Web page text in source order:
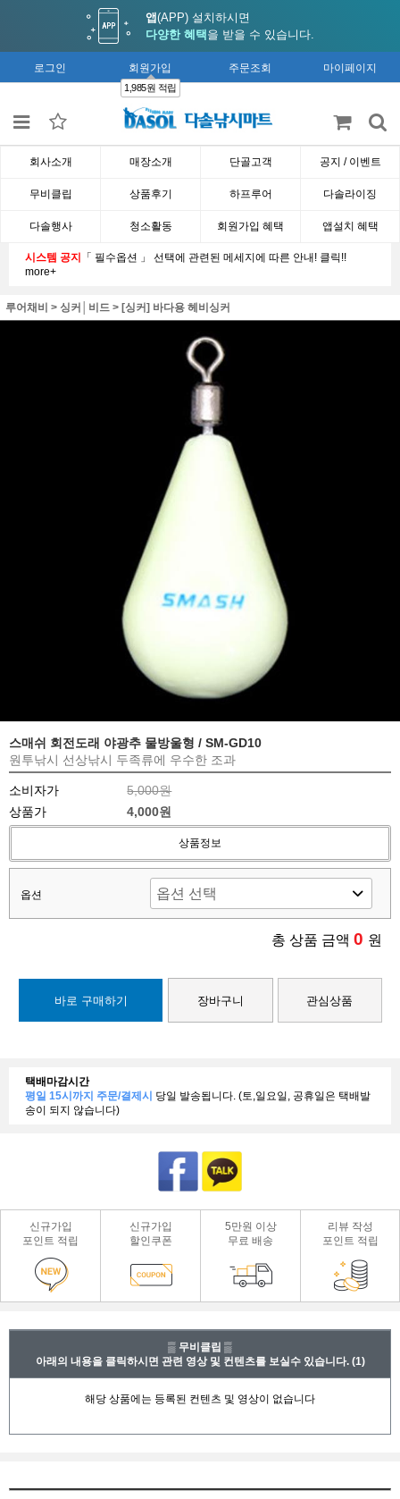
앱(APP) 설치하시면
다양한 혜택 을 받을 수 있습니다.
로그인 회원가입
1,985원 적립
주문조회 마이페이지
회사소개 매장소개 단골고객 공지 / 이벤트
무비클립 상품후기 하프루어 다솔라이징
다솔행사 청소활동 회원가입 혜택 앱설치 혜택
시스템 공지 「 필수옵션 」 선택에 관련된 메세지에 따른 안내! 클릭!!
more+
루어채비 > 싱커│비드 > [싱커] 바다용 헤비싱커
스매쉬 회전도래 야광추 물방울형 / SM-GD10
원투낚시 선상낚시 두족류에 우수한 조과
소비자가
5,000원
상품가
4,000원
상품정보
옵션
총 상품 금액 0 원
바로 구매하기 장바구니 관심상품
택배마감시간
평일 15시까지 주문/결제시 당일 발송됩니다. (토,일요일, 공휴일은 택배발
송이 되지 않습니다)
신규가입
포인트 적립
신규가입
할인쿠폰
5만원 이상
무료 배송
리뷰 작성
포인트 적립
▒ 무비클립 ▒
아래의 내용을 클릭하시면 관련 영상 및 컨텐츠를 보실수 있습니다. (1)